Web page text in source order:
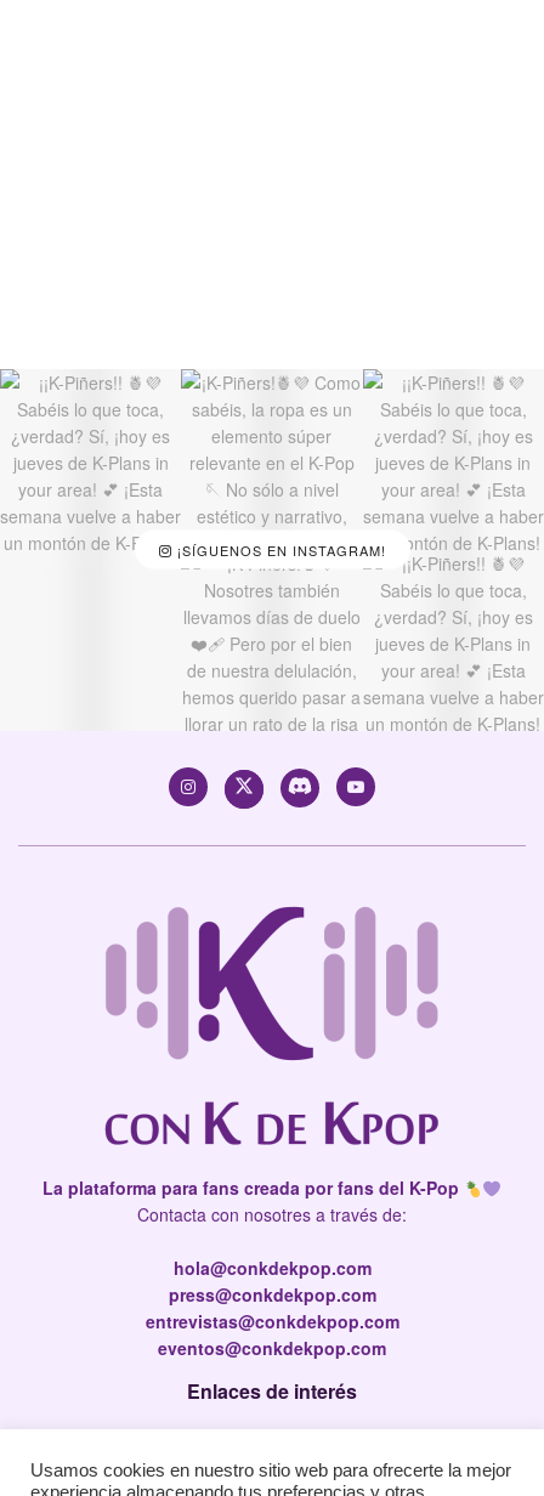
¡SÍGUENOS EN INSTAGRAM!
La plataforma para fans creada por fans del K-Pop
Contacta con nosotres a través de:
hola@conkdekpop.com
press@conkdekpop.com
entrevistas@conkdekpop.com
eventos@conkdekpop.com
Enlaces de interés
Política de privacidad
Usamos cookies en nuestro sitio web para ofrecerte la mejor